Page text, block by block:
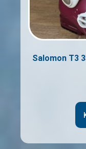
Salomon T3